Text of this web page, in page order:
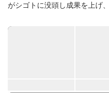
がシゴトに没頭し成果を上げ